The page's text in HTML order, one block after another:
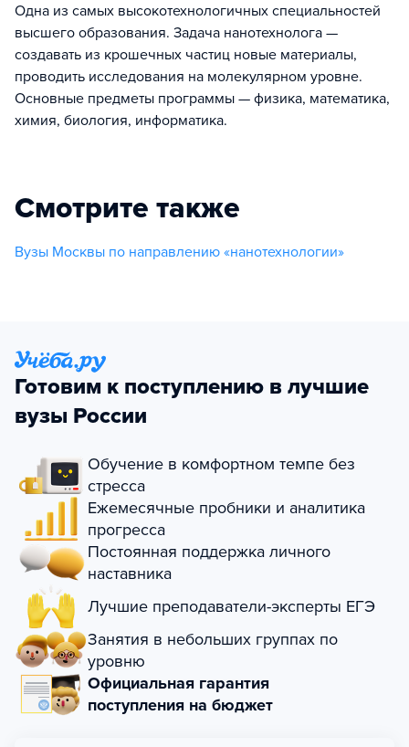
Одна из самых высокотехнологичных специальностей
высшего образования. Задача нанотехнолога —
создавать из крошечных частиц новые материалы,
проводить исследования на молекулярном уровне.
Основные предметы программы — физика, математика,
химия, биология, информатика.
Смотрите также
Вузы Москвы по направлению «нанотехнологии»
Готовим к поступлению в лучшие
вузы России
Обучение в комфортном темпе без
стресса
Ежемесячные пробники и аналитика
прогресса
Постоянная поддержка личного
наставника
Лучшие преподаватели-эксперты ЕГЭ
Занятия в небольших группах по
уровню
Официальная гарантия
поступления на бюджет